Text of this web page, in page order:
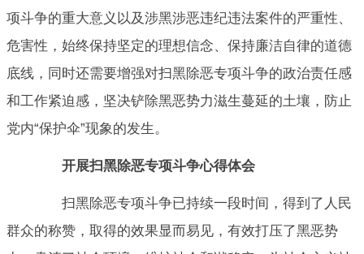
项斗争的重大意义以及涉黑涉恶违纪违法案件的严重性、
危害性，始终保持坚定的理想信念、保持廉洁自律的道德
底线，同时还需要增强对扫黑除恶专项斗争的政治责任感
和工作紧迫感，坚决铲除黑恶势力滋生蔓延的土壤，防止
党内“保护伞”现象的发生。
开展扫黑除恶专项斗争心得体会
扫黑除恶专项斗争已持续一段时间，得到了人民
群众的称赞，取得的效果显而易见，有效打压了黑恶势